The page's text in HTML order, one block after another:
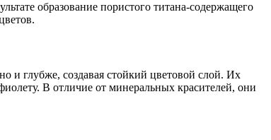
образование пористого титана-содержащего
и глубже, создавая стойкий цветовой слой. Их
В отличие от минеральных красителей, они